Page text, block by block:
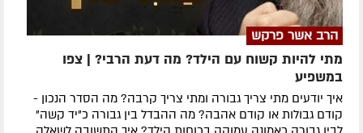
הרב אשר פרקש
מתי להיות קשוח עם הילד? מה דעת הרבי? | צפו
במשפיע
איך יודעים מתי צריך גבורה ומתי צריך קרבה? מה הסדר הנכון -
קודם גבולות או קודם אהבה? מה ההבדל בין גבורה כ"יד קשה"